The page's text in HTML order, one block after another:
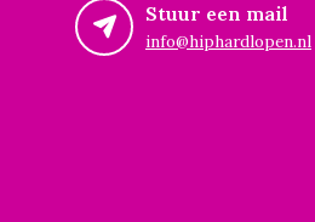
Stuur een mail
info@hiphardlopen.nl